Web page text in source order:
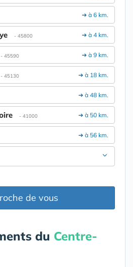
➔ à 6 km.
➔ à 4 km.
- 45800
➔ à 9 km.
- 45590
➔ à 18 km.
- 45130
➔ à 48 km.
➔ à 50 km.
- 41000
➔ à 56 km.
de vous
du Centre-